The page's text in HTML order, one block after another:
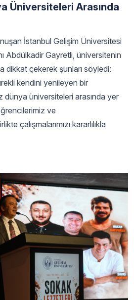
Üniversiteleri Arasında
İstanbul Gelişim Üniversitesi
Abdülkadir Gayretli, üniversitenin
dikkat çekerek şunları söyledi:
kendini yenileyen bir
üniversiteleri arasında yer
ve
çalışmalarımızı kararlılıkla